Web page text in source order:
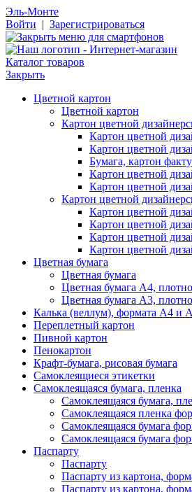
Эль-Монте
Войти | Зарегистрироваться
Каталог товаров
Закрыть
Цветной картон
Цветной картон
Картон цветной
Картон цветной
Картон цветной
Бумага, картон
Картон цветной
Картон цветной
Картон цветной
Картон цветной
Картон цветной
Картон цветной
Картон цветной
Цветная бумага
Цветная бумага
Цветная бумага А4,
Цветная бумага А3,
Калька (веллум), формата А4 и
Переплетный картон
Пивной картон
Пенокартон
Крафт-бумага, рисовая бумага
Самоклеящиеся этикетки
Самоклеящаяся бумага, пленка
Самоклеящаяся бумага,
Самоклеящаяся пленка
Самоклеящаяся бумага
Самоклеящаяся бумага
Паспарту
Паспарту
Паспарту из картона,
Паспарту из картона,